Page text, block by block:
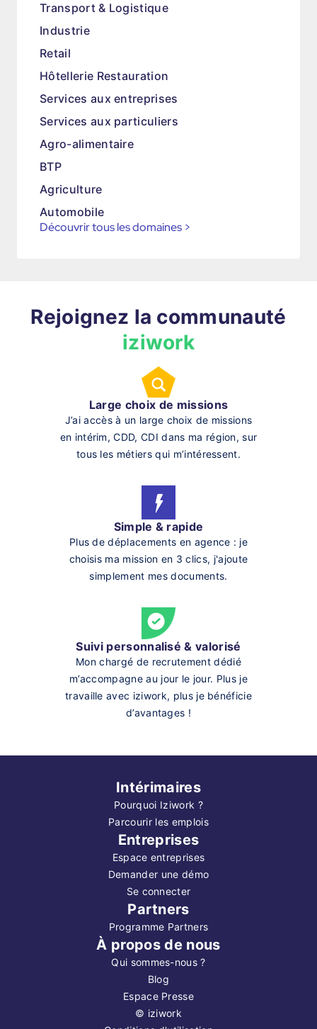
Transport & Logistique
Industrie
Retail
Hôtellerie Restauration
Services aux entreprises
Services aux particuliers
Agro-alimentaire
BTP
Agriculture
Automobile
Découvrir tous les domaines >
Rejoignez la communauté
iziwork
Large choix de missions
J’ai accès à un large choix de missions
en intérim, CDD, CDI dans ma région, sur
tous les métiers qui m’intéressent.
Simple & rapide
Plus de déplacements en agence : je
choisis ma mission en 3 clics, j'ajoute
simplement mes documents.
Suivi personnalisé & valorisé
Mon chargé de recrutement dédié
m’accompagne au jour le jour. Plus je
travaille avec iziwork, plus je bénéficie
d’avantages !
Intérimaires
Pourquoi Iziwork ?
Parcourir les emplois
Entreprises
Espace entreprises
Demander une démo
Se connecter
Partners
Programme Partners
À propos de nous
Qui sommes-nous ?
Blog
Espace Presse
© iziwork